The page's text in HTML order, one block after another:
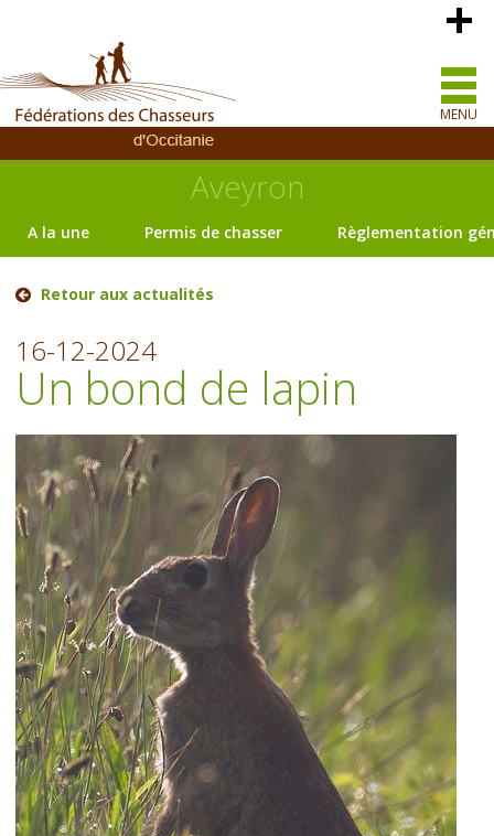
MENU
Aveyron
A la une Permis de chasser Règlementation
Retour aux actualités
16-12-2024
Un bond de lapin